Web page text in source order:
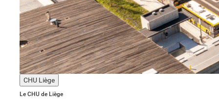
CHU Liège
Le CHU de Liège